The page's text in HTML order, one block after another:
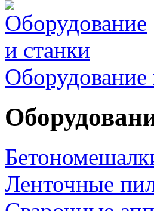
Оборудование
Ленточные